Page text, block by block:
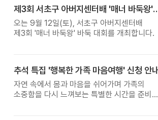
제3회 서초구 아버지
오는 9월 12일(토), 서초구 아버지센터배
제3회 '매너 바둑왕' 바둑 대회를 개최합니다.
추석 특집 '행복한 가족 마음여행' 신청 안내
자연 속에서 몸과 마음을 쉬어가며 가족의
소중함을 다시 느껴보는 특별한 시간을 준비해